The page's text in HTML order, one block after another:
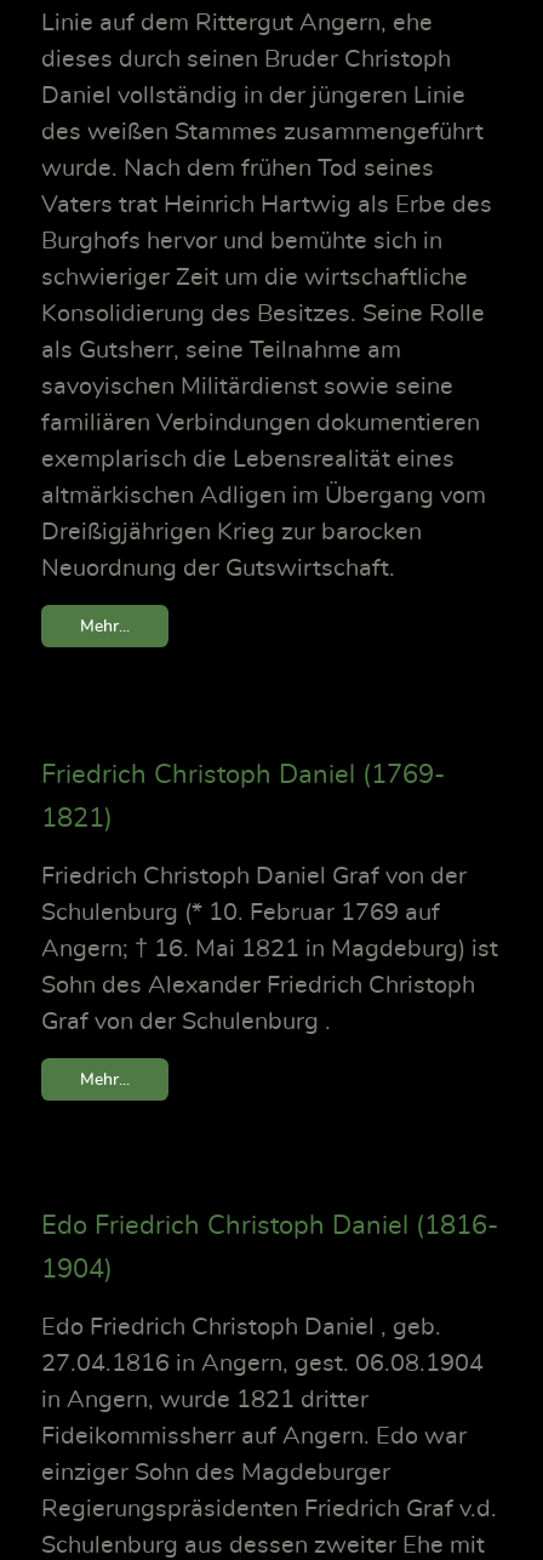
Linie auf dem Rittergut Angern, ehe
dieses durch seinen Bruder Christoph
Daniel vollständig in der jüngeren Linie
des weißen Stammes zusammengeführt
wurde. Nach dem frühen Tod seines
Vaters trat Heinrich Hartwig als Erbe des
Burghofs hervor und bemühte sich in
schwieriger Zeit um die wirtschaftliche
Konsolidierung des Besitzes. Seine Rolle
als Gutsherr, seine Teilnahme am
savoyischen Militärdienst sowie seine
familiären Verbindungen dokumentieren
exemplarisch die Lebensrealität eines
altmärkischen Adligen im Übergang vom
Dreißigjährigen Krieg zur barocken
Neuordnung der Gutswirtschaft.
Mehr...
Friedrich Christoph Daniel (1769-
1821)
Friedrich Christoph Daniel Graf von der
Schulenburg (* 10. Februar 1769 auf
Angern; † 16. Mai 1821 in Magdeburg) ist
Sohn des Alexander Friedrich Christoph
Graf von der Schulenburg .
Mehr...
Edo Friedrich Christoph Daniel (1816-
1904)
Edo Friedrich Christoph Daniel , geb.
27.04.1816 in Angern, gest. 06.08.1904
in Angern, wurde 1821 dritter
Fideikommissherr auf Angern. Edo war
einziger Sohn des Magdeburger
Regierungspräsidenten Friedrich Graf v.d.
Schulenburg aus dessen zweiter Ehe mit